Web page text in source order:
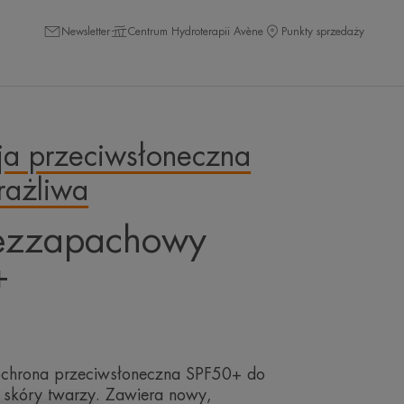
Newsletter Centrum Hydroterapii Avène Punkty sprzedaży
przeciwsłoneczna
przeciwsłoneczna SPF50+ do
twarzy. Zawiera nowy,